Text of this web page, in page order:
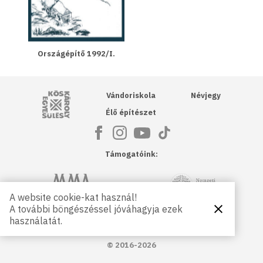
Országépítő 1992/I.
Kós Károly Egyesülés
Vándoriskola
Élő építészet
Névjegy
Támogatóink:
Magyar Művészeti Akadémia NKA
Petőfi Kulturális Ügynökség
© 2016-2026
A website cookie-kat használ!
A további böngészéssel jóváhagyja ezek
használatát.
Bezárás